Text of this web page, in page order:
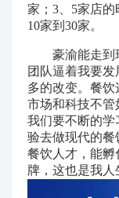
家；3、5家店
10家到30家。
豪渝能走到
团队逼着我要
多的改变。餐
市场和科技不管
我们要不断的
验去做现代的餐
餐饮人才，能孵
牌，这也是我人